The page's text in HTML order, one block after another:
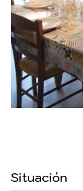
Situación